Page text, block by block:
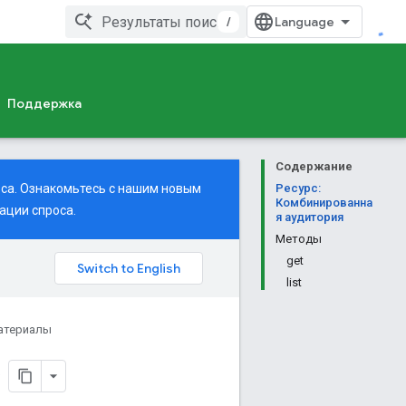
/
Поддержка
Содержание
Ресурс:
Комбинированна
я аудитория
Методы
get
list
Ознакомьтесь с нашим новым
спроса.